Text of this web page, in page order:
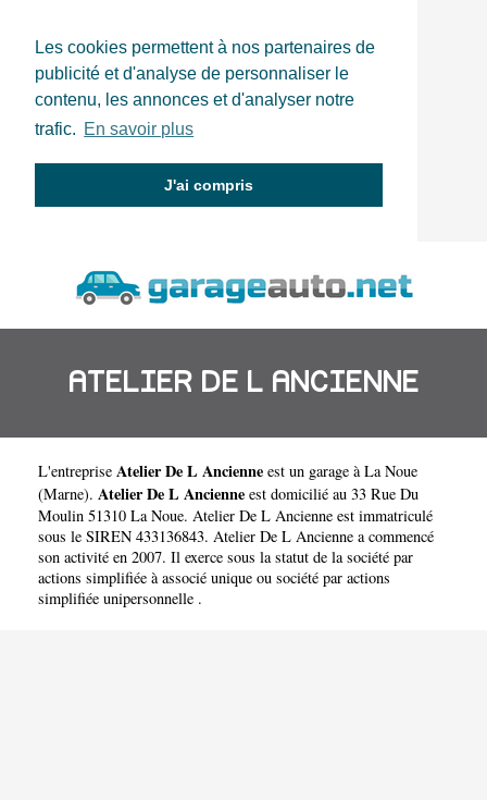
Les cookies permettent à nos partenaires de
publicité et d'analyse de personnaliser le
contenu, les annonces et d'analyser notre
trafic. En savoir plus
J'ai compris
ATELIER DE L ANCIENNE
L'entreprise Atelier De L Ancienne est un garage à La Noue
(Marne). Atelier De L Ancienne est domicilié au 33 Rue Du
Moulin 51310 La Noue. Atelier De L Ancienne est immatriculé
sous le SIREN 433136843. Atelier De L Ancienne a commencé
son activité en 2007. Il exerce sous la statut de la société par
actions simplifiée à associé unique ou société par actions
simplifiée unipersonnelle .